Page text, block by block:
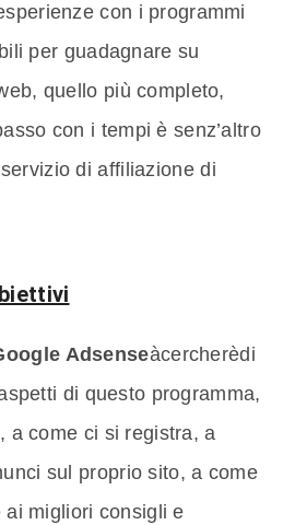
con i programmi
per guadagnare su
quello più completo,
con i tempi è senz’altro
di affiliazione di
Adsenseàcercherèdi
di questo programma,
a come ci si registra, a
sul proprio sito, a come
migliori consigli e